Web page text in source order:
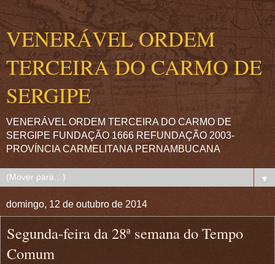
VENERÁVEL ORDEM
TERCEIRA DO CARMO DE
SERGIPE
VENERÁVEL ORDEM TERCEIRA DO CARMO DE
SERGIPE FUNDAÇÃO 1666 REFUNDAÇÃO 2003-
PROVÍNCIA CARMELITANA PERNAMBUCANA
▼
domingo, 12 de outubro de 2014
Segunda-feira da 28ª semana do Tempo
Comum